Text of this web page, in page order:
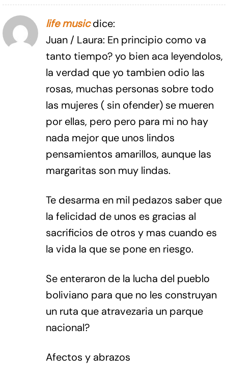
life music dice:
Juan / Laura: En principio como va
tanto tiempo? yo bien aca leyendolos,
la verdad que yo tambien odio las
rosas, muchas personas sobre todo
las mujeres ( sin ofender) se mueren
por ellas, pero pero para mi no hay
nada mejor que unos lindos
pensamientos amarillos, aunque las
margaritas son muy lindas.
Te desarma en mil pedazos saber que
la felicidad de unos es gracias al
sacrificios de otros y mas cuando es
la vida la que se pone en riesgo.
Se enteraron de la lucha del pueblo
boliviano para que no les construyan
un ruta que atravezaria un parque
nacional?
Afectos y abrazos